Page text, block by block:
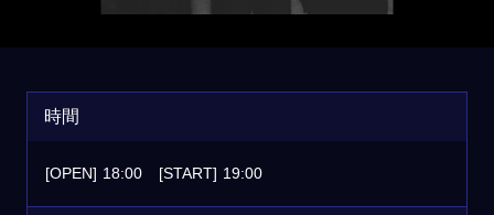
時間
[OPEN] 18:00 [START] 19:00